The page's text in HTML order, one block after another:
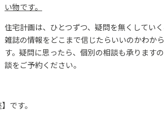
い物です。
住宅計画は、ひとつずつ、疑問を無くしてい
雑誌の情報をどこまで信じたらいいのかわか
す。疑問に思ったら、個別の相談も承ります
談をご予約ください。
です。